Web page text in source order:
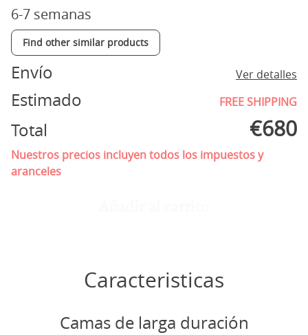
6-7 semanas
Find other similar products
Envío Ver detalles
Estimado FREE SHIPPING
Total €680
Nuestros precios incluyen todos los impuestos y
aranceles
Caracteristicas
Camas de larga duración